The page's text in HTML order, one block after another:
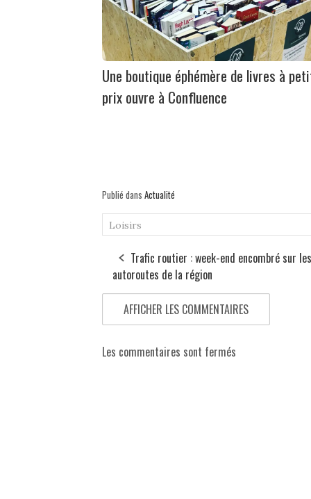
Une boutique éphémère de livres à
prix ouvre à Confluence
Publié dans Actualité
Loisirs
Trafic routier : week-end encombré sur les
autoroutes de la région
AFFICHER LES COMMENTAIRES
Les commentaires sont fermés